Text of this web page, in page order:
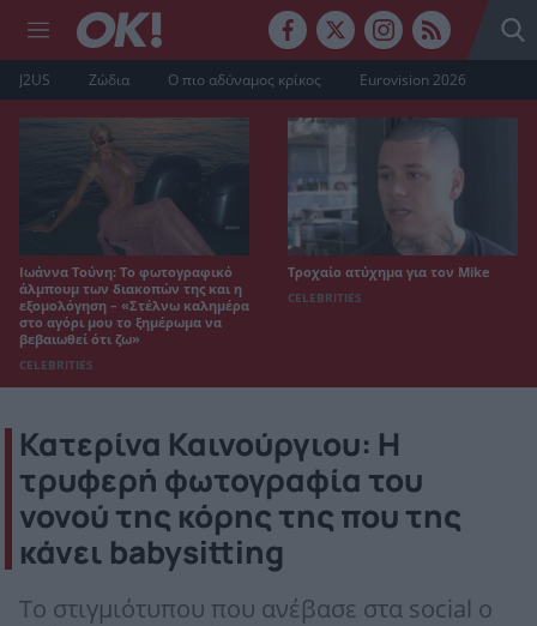
J2US Ζώδια Ο πιο αδύναμος κρίκος Eurovision 2026
Ιωάννα Τούνη: Το φωτογραφικό
άλμπουμ των διακοπών της και η
εξομολόγηση – «Στέλνω καλημέρα
στο αγόρι μου το ξημέρωμα να
βεβαιωθεί ότι ζω»
CELEBRITIES
Τροχαίο ατύχημα για τον Mike
CELEBRITIES
Κατερίνα Καινούργιου: Η
τρυφερή φωτογραφία του
νονού της κόρης της που της
κάνει babysitting
Το στιγμιότυπου που ανέβασε στα social ο